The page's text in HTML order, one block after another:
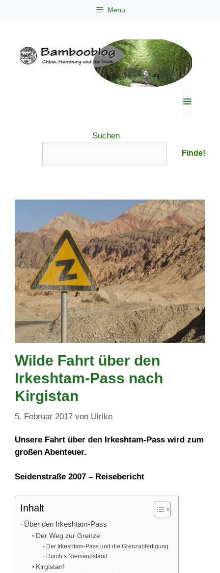
Menu
Suchen
Finde!
Wilde Fahrt über den
Irkeshtam-Pass nach
Kirgistan
5. Februar 2017 von Ulrike
Unsere Fahrt über den Irkeshtam-Pass wird zum
großen Abenteuer.
Seidenstraße 2007 – Reisebericht
Inhalt
Über den Irkeshtam-Pass
Der Weg zur Grenze
Der Irkeshtam-Pass und die Grenzabfertigung
Durch’s Niemandsland
Kirgistan!